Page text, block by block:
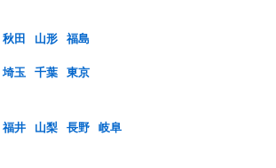
秋田 山形 福島
埼玉 千葉 東京
福井 山梨 長野 岐阜